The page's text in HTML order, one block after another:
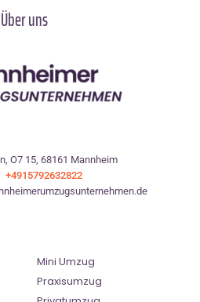
Über uns
O7 15, 68161 Mannheim
+4915792632822
Mini Umzug
Praxisumzug